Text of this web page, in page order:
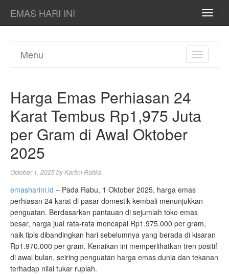
EMAS HARI INI
TOGGLE
Menu
Harga Emas Perhiasan 24
Karat Tembus Rp1,975 Juta
per Gram di Awal Oktober
2025
October 1, 2025byKartini Ratika
emasharini.id – Pada Rabu, 1 Oktober 2025, harga emas
perhiasan 24 karat di pasar domestik kembali menunjukkan
penguatan. Berdasarkan pantauan di sejumlah toko emas
besar, harga jual rata-rata mencapai Rp1.975.000 per gram,
naik tipis dibandingkan hari sebelumnya yang berada di kisaran
Rp1.970.000 per gram. Kenaikan ini memperlihatkan tren positif
di awal bulan, seiring penguatan harga emas dunia dan tekanan
terhadap nilai tukar rupiah.